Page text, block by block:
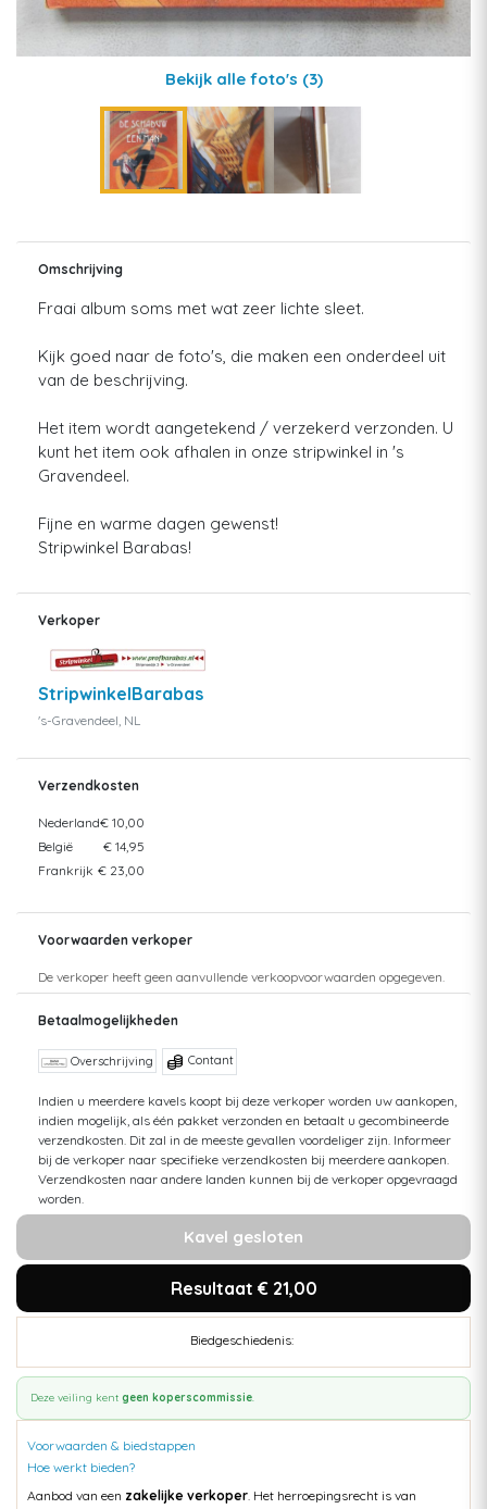
Bekijk alle foto's (3)
Omschrijving
Fraai album soms met wat zeer lichte sleet.
Kijk goed naar de foto's, die maken een onderdeel uit
van de beschrijving.
Het item wordt aangetekend / verzekerd verzonden. U
kunt het item ook afhalen in onze stripwinkel in 's
Gravendeel.
Fijne en warme dagen gewenst!
Stripwinkel Barabas!
Verkoper
StripwinkelBarabas
's-Gravendeel, NL
Verzendkosten
Nederland€ 10,00
België
€ 14,95
Frankrijk € 23,00
Voorwaarden verkoper
De verkoper heeft geen aanvullende verkoopvoorwaarden opgegeven.
Betaalmogelijkheden
Overschrijving Contant
Indien u meerdere kavels koopt bij deze verkoper worden uw aankopen,
indien mogelijk, als één pakket verzonden en betaalt u gecombineerde
verzendkosten. Dit zal in de meeste gevallen voordeliger zijn. Informeer
bij de verkoper naar specifieke verzendkosten bij meerdere aankopen.
Verzendkosten naar andere landen kunnen bij de verkoper opgevraagd
worden.
Kavel gesloten
Resultaat € 21,00
Biedgeschiedenis:
Deze veiling kent geen koperscommissie.
Voorwaarden & biedstappen
Hoe werkt bieden?
Aanbod van een zakelijke verkoper . Het herroepingsrecht is van